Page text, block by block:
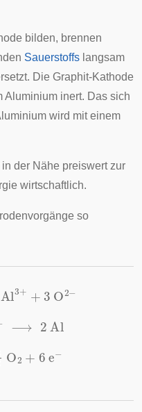
bilden, brennen
Sauerstoffs langsam
Die Graphit-Kathode
Aluminium inert. Das sich
wird mit einem
der Nähe preiswert zur
wirtschaftlich.
so
O2−